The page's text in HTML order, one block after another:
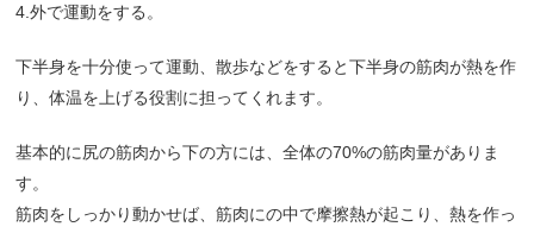
4.外で運動をする。
下半身を十分使って運動、散歩などをすると下半身の筋肉が熱を作
り、体温を上げる役割に担ってくれます。
基本的に尻の筋肉から下の方には、全体の70%の筋肉量がありま
す。
筋肉をしっかり動かせば、筋肉にの中で摩擦熱が起こり、熱を作っ